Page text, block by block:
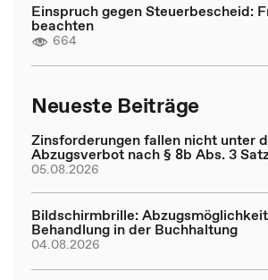
Einspruch gegen Steuerbescheid:
beachten
664
Neueste Beiträge
Zinsforderungen fallen nicht unter
Abzugsverbot nach § 8b Abs. 3
05.08.2026
Bildschirmbrille:
Behandlung in der Buchhaltung
04.08.2026